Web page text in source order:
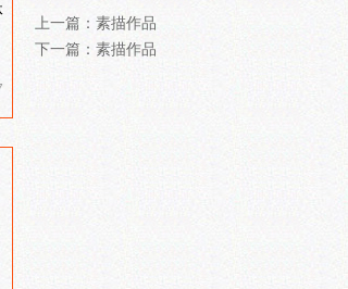
上一篇： 素描作品
下一篇： 素描作品